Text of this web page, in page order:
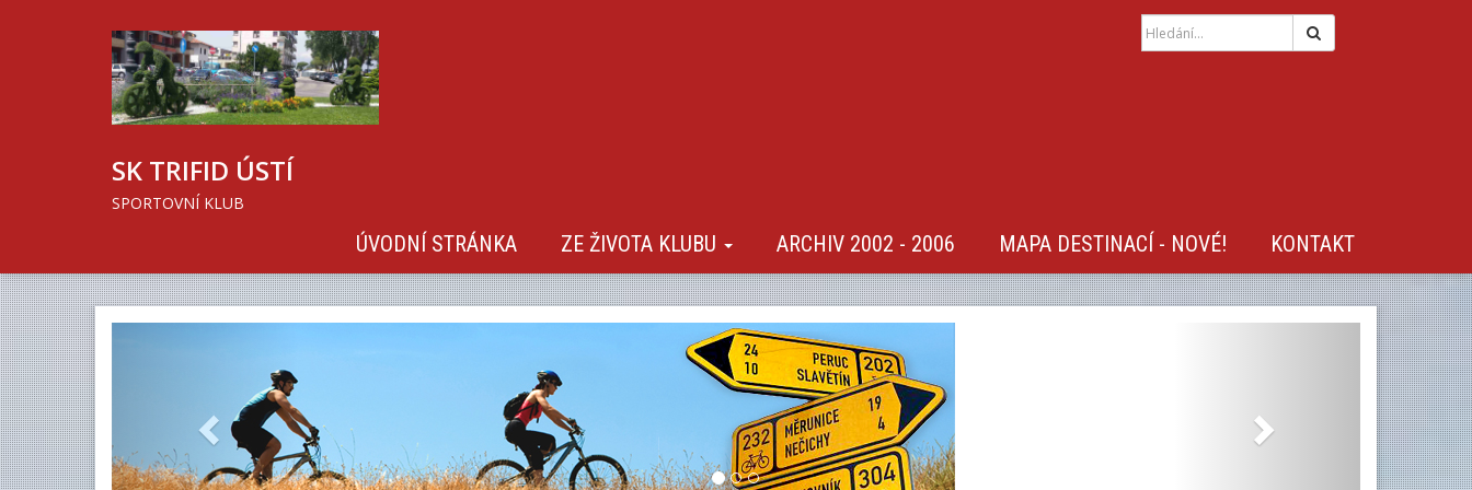
SK TRIFID ÚSTÍ
SPORTOVNÍ KLUB
ÚVODNÍ STRÁNKA ZE ŽIVOTA KLUBU ARCHIV 2002 - 2006 MAPA DESTINACÍ - NOVÉ! KONTAKT